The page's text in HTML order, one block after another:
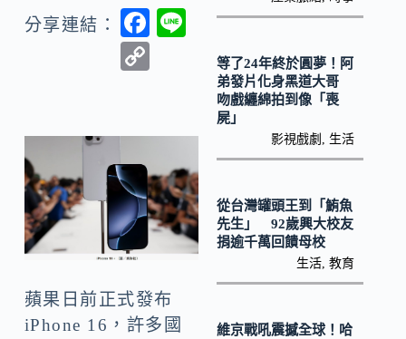
分享連結：
F
o
o
k
y
Li
n
k
蘋果日前正式發布
iPhone 16，許多國
等了24年終於圓夢！阿
弟發片化身黑道大哥
吻戲纏綿拍到像「喪
屍」
影視戲劇 生活
從台灣罐頭王到「鮪魚
先生」 92歲興大校友
捐逾千萬回饋母校
生活 ,教育
維京戰吼震撼全球！哈